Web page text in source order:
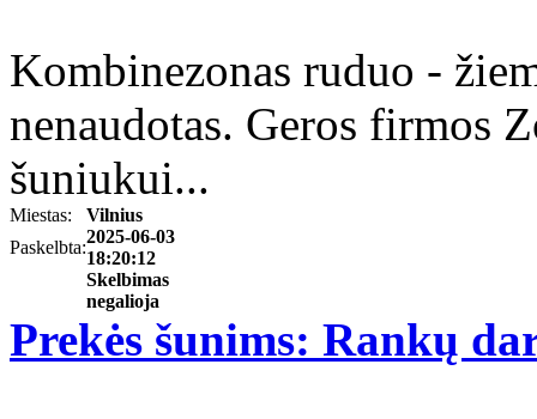
Kombinezonas ruduo -
nenaudotas. Geros firmos
šuniukui...
Miestas:
Vilnius
Paskelbta:
2025-06-03
18:20:12
Skelbimas
negalioja
Prekės šunims: Rankų